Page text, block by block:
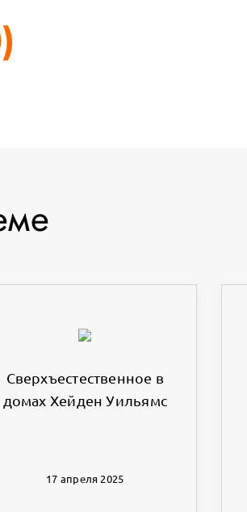
)
Сверхъестественное в
домах Хейден Уильямс
17 апреля 2025